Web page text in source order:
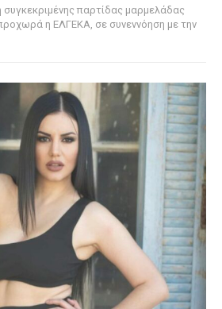
παρτίδας μαρμελάδας
η ΕΛΓΕΚΑ, σε συνεννόηση με την